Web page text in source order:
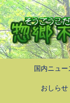
国内ニュー
おしらせ